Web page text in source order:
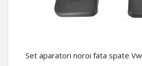
Set aparatori noroi fata spate